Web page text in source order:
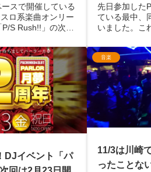
スで開催している
ロ系楽曲オンリー
S Rush!!」の次回
曜日、15時からい
夢てらす」さんで
。今回は緑色の
先日参加した
ている最中、
いました。こ
「Serato
ました。コー
体験版という
DJイベント「パ
音楽
11/3は川崎
ったことな